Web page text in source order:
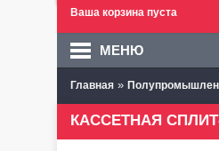
Ваша корзина пуста
МЕНЮ
Главная »